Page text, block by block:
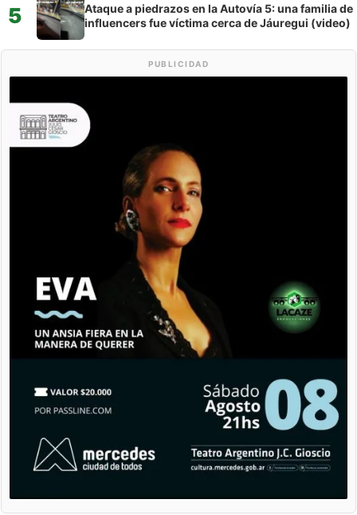
5
Ataque a piedrazos en la Autovía 5: una familia de
influencers fue víctima cerca de Jáuregui (video)
PUBLICIDAD